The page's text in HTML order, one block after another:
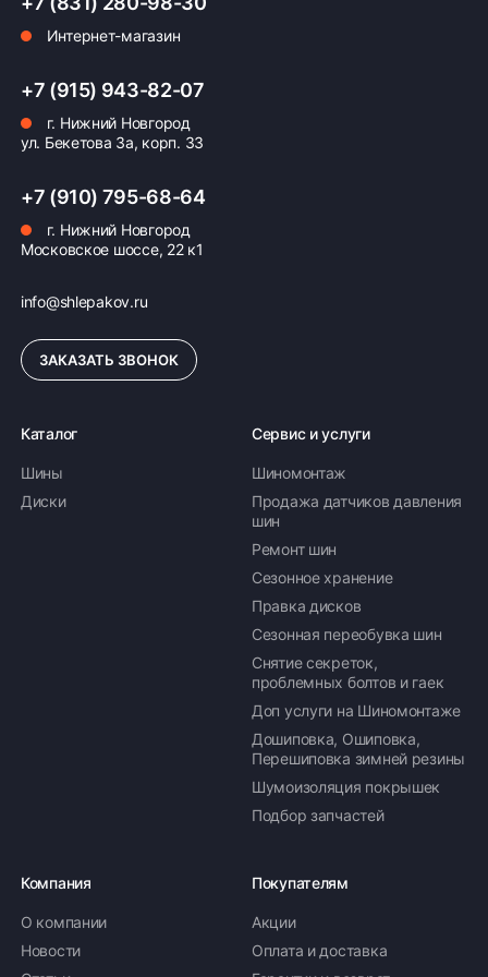
Возможна картой, наличными при получении,
также доступно оформление кредита и
формирование счёта для Юр.Лица
ПОДРОБНЕЕ ОБ ОПЛАТЕ
Интернет-магазин
+7 (915) 943-82-07
г. Нижний Новгород
ул. Бекетова 3а, корп. 33
+7 (910) 795-68-64
г. Нижний Новгород
Московское шоссе, 22 к1
info@shlepakov.ru
ЗАКАЗАТЬ ЗВОНОК
Каталог
Шины
Диски
Сервис и услуги
Шиномонтаж
Продажа датчиков давления
шин
Ремонт шин
Сезонное хранение
Правка дисков
Сезонная переобувка шин
Снятие секреток,
проблемных болтов и гаек
Доп услуги на Шиномонтаже
Дошиповка, Ошиповка,
Перешиповка зимней резины
Шумоизоляция покрышек
Подбор запчастей
Компания
О компании
Новости
Покупателям
Акции
Оплата и доставка